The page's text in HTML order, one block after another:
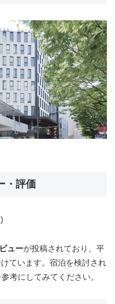
・評価
ューが投稿されており、平
ています。宿泊を検討され
考にしてみてください。